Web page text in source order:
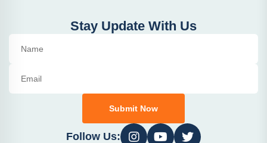
Stay Update With Us
Submit Now
Follow Us: